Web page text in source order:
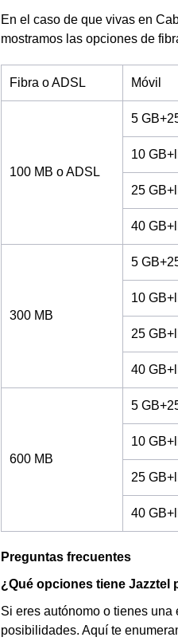
En el caso de que vivas en
mostramos las opciones de
Fibra o ADSL Móvil
100 MB o ADSL
5
10
25
40
300 MB
5
10
25
40
600 MB
5
10
25
40
Preguntas frecuentes
¿Qué opciones tiene Jazztel
Si eres autónomo o tienes
posibilidades. Aquí te